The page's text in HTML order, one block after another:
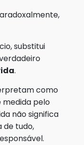
substitui
.
como
medida pelo
não significa
de tudo,